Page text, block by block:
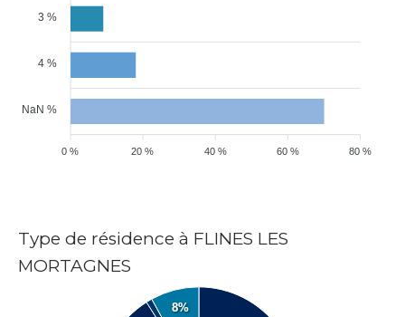
3 %
4 %
NaN %
80 %
60 %
40 %
20 %
0 %
Type de résidence à FLINES LES
MORTAGNES
8%